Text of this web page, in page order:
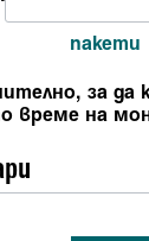
пакети
за да
време на